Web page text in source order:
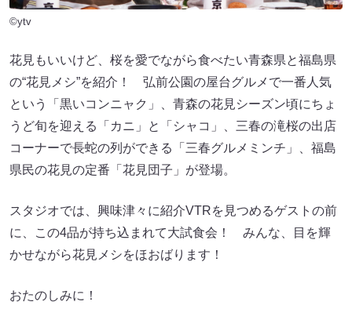
©ytv
花見もいいけど、桜を愛でながら食べたい青森県と福島県
の“花見メシ”を紹介！ 弘前公園の屋台グルメで一番人気
という「黒いコンニャク」、青森の花見シーズン頃にちょ
うど旬を迎える「カニ」と「シャコ」、三春の滝桜の出店
コーナーで長蛇の列ができる「三春グルメミンチ」、福島
県民の花見の定番「花見団子」が登場。
スタジオでは、興味津々に紹介VTRを見つめるゲストの前
に、この4品が持ち込まれて大試食会！ みんな、目を輝
かせながら花見メシをほおばります！
おたのしみに！